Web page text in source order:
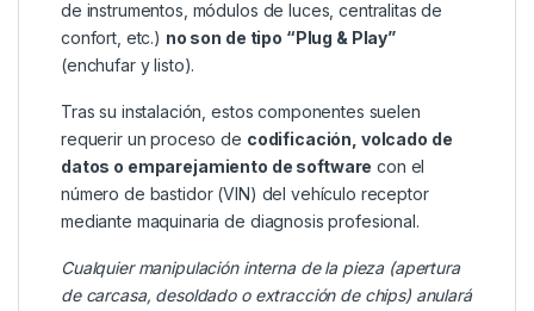
de instrumentos, módulos de luces, centralitas de
confort, etc.) no son de tipo “Plug & Play”
(enchufar y listo).
Tras su instalación, estos componentes suelen
requerir un proceso de codificación, volcado de
datos o emparejamiento de software con el
número de bastidor (VIN) del vehículo receptor
mediante maquinaria de diagnosis profesional.
Cualquier manipulación interna de la pieza (apertura
de carcasa, desoldado o extracción de chips) anulará